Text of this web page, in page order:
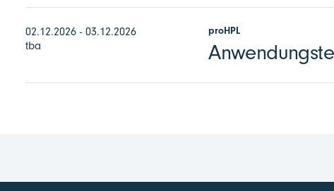
02.12.2026 - 03.12.2026
tba
proHPL